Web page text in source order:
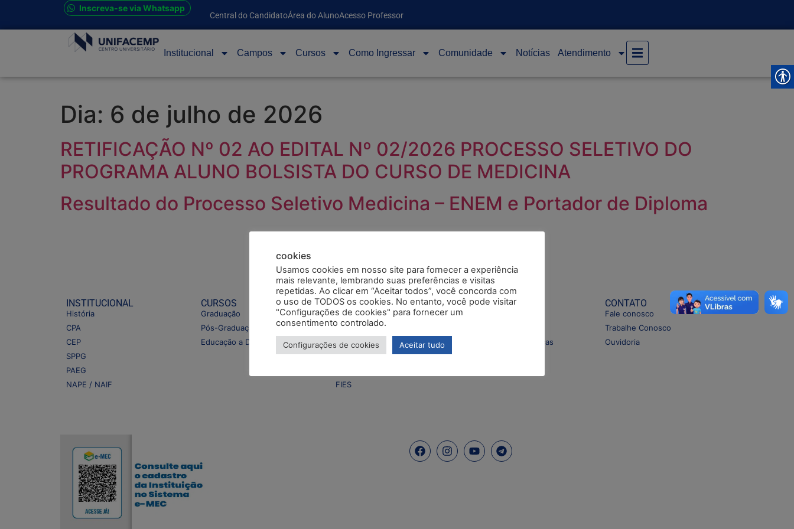
Inscreva-se via Whatsapp
Central do CandidatoÁrea do AlunoAcesso Professor
Institucional Campos Cursos Como Ingressar Comunidade Notícias Atendimento
Dia: 6 de julho de 2026
RETIFICAÇÃO Nº 02 AO EDITAL Nº 02/2026 PROCESSO SELETIVO DO
PROGRAMA ALUNO BOLSISTA DO CURSO DE MEDICINA
Resultado do Processo Seletivo Medicina – ENEM e Portador de Diploma
INSTITUCIONAL
História
CPA
CEP
SPPG
PAEG
NAPE / NAIF
CURSOS
Graduação
Pós-Graduação
Educação a Distância
COMO INGRESSAR
Portador de Diploma
Transferência externa
Bolsa de estudos Pro+
ENEM
FIES
COMUNIDADE
Pesquisas Acadêmicas
CONTATO
Fale conosco
Trabalhe Conosco
Ouvidoria
cookies
Usamos cookies em nosso site para fornecer a experiência
mais relevante, lembrando suas preferências e visitas
repetidas. Ao clicar em “Aceitar todos”, você concorda com
o uso de TODOS os cookies. No entanto, você pode visitar
"Configurações de cookies" para fornecer um
consentimento controlado.
Configurações de cookies Aceitar tudo